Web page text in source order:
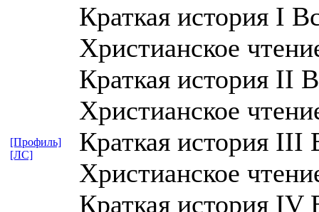
Краткая история I
Христианское
Краткая история II
Христианское
Краткая история III
Христианское
Краткая история IV
[Профиль]
[ЛС]